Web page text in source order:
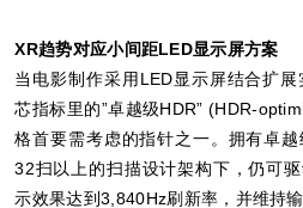
XR趋势对应小间距LED显示屏方案
当电影制作采用LED显示屏结合扩展
芯指标里的”卓越级HDR” (HDR-
格首要需考虑的指针之一。拥有卓
32扫以上的扫描设计架构下，仍可
示效果达到3,840Hz刷新率，并维持